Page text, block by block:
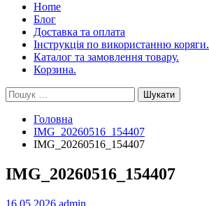
Home
Блог
Доставка та оплата
Інструкція по використанню коряги.
Каталог та замовлення товару.
Корзина.
Пошук:
Головна
IMG_20260516_154407
IMG_20260516_154407
IMG_20260516_154407
16.05.2026 admin